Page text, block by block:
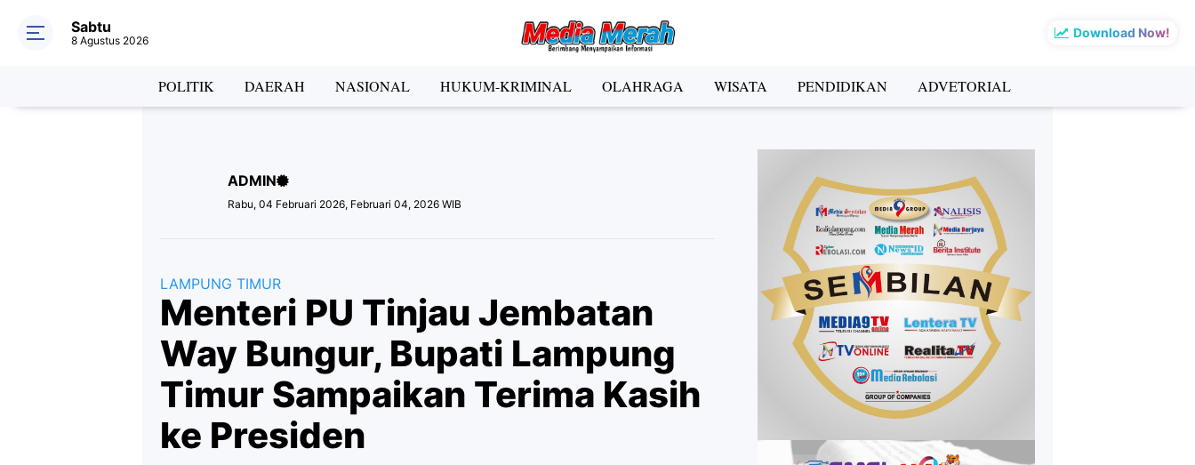
Header Social Media
Facebook
Download Now!
Sabtu
8 Agustus 2026
POLITIK DAERAH NASIONAL HUKUM-KRIMINAL OLAHRAGA WISATA PENDIDIKAN ADVETORIAL
ADMIN
Rabu, 04 Februari 2026, Februari 04, 2026 WIB
LAMPUNG TIMUR
Menteri PU Tinjau Jembatan
Way Bungur, Bupati Lampung
Timur Sampaikan Terima Kasih
ke Presiden